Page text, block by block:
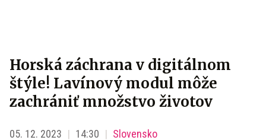
Horská záchrana v digitálnom
štýle! Lavínový modul môže
zachrániť množstvo životov
05. 12. 2023 14:30 Slovensko